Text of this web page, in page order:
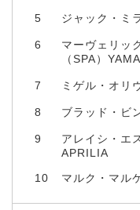
5 ジャック・ミ
6
マーヴェリッ
（SPA）
7 ミゲル・オリ
8 ブラッド・ビ
9
アレイシ・エ
APRILIA
10 マルク・マル